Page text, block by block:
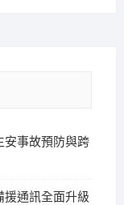
安事故預防與跨
援通訊全面升級